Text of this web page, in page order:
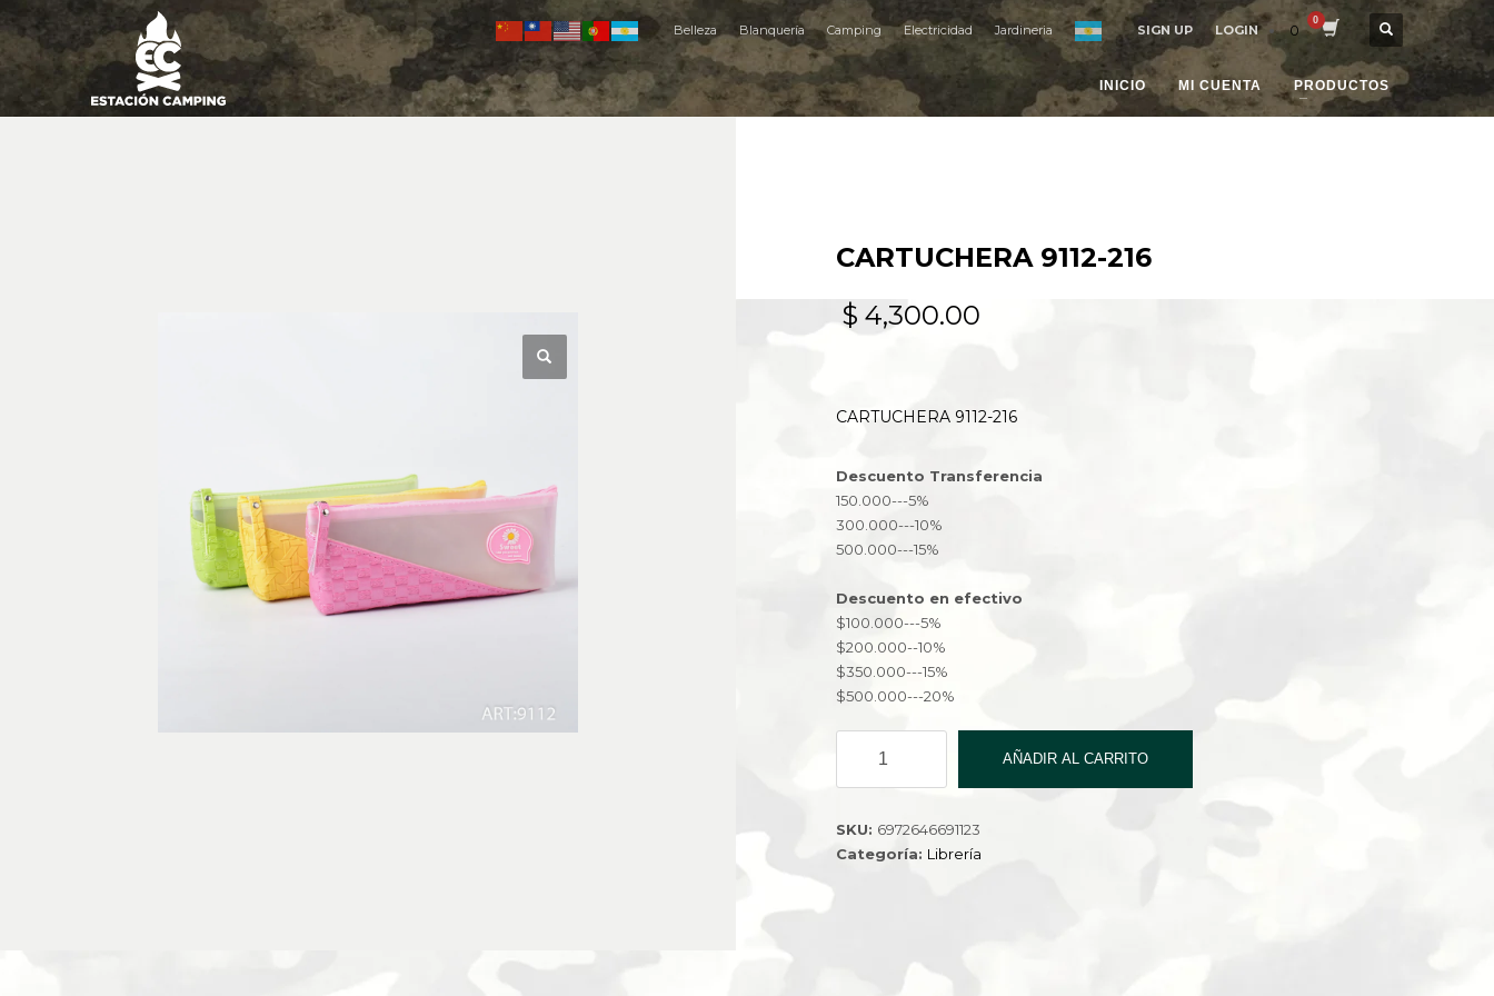
Belleza Blanquería Camping Electricidad Jardineria SIGN UP LOGIN 0
INICIO MI CUENTA PRODUCTOS
CARTUCHERA 9112-216
$ 4,300.00
CARTUCHERA 9112-216
Descuento Transferencia
150.000---5%
300.000---10%
500.000---15%
Descuento en efectivo
$100.000---5%
$200.000--10%
$350.000---15%
$500.000---20%
216
AÑADIR AL CARRITO
SKU: 6972646691123
Categoría: Librería